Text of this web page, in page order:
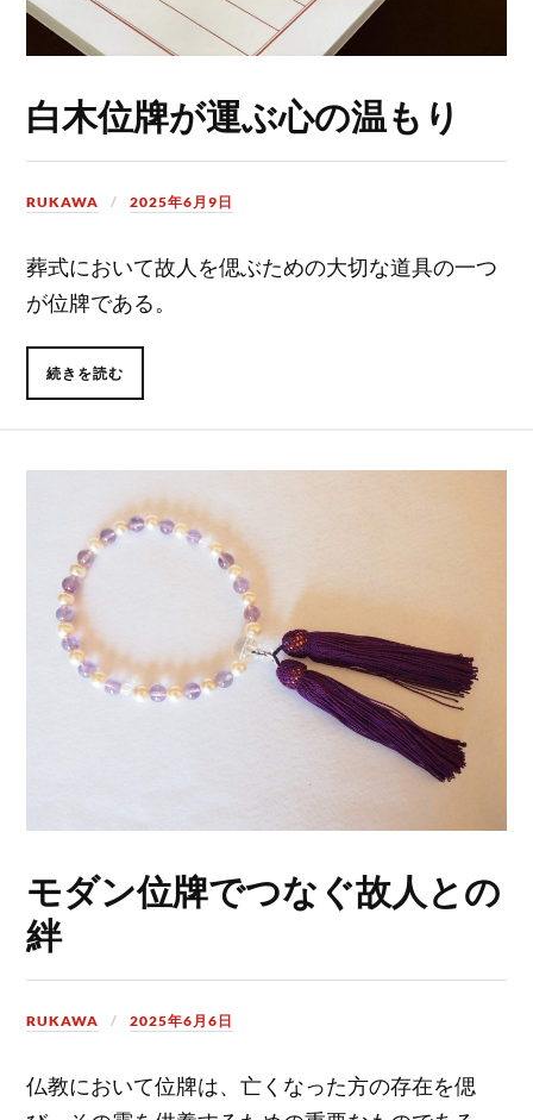
白木位牌が運ぶ心の温もり
RUKAWA 2025年6月9日
葬式において故人を偲ぶための大切な道具の一つ
が位牌である。
続きを読む
モダン位牌でつなぐ故人との
絆
RUKAWA 2025年6月6日
仏教において位牌は、亡くなった方の存在を偲